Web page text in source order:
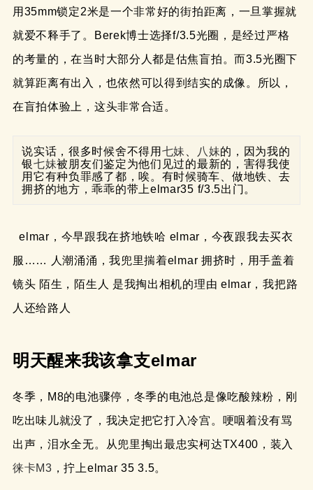
用35mm锁定2米是一个非常好的街拍距离，一旦掌握就
就爱不释手了。Berek博士选择f/3.5光圈，是经过严格
的考量的，在当时大部分人都是估焦盲拍。而3.5光圈下
就算距离有出入，也依然可以得到结实的成像。所以，
在盲拍体验上，这头非常合适。
说实话，很多时候舍不得用 七妹 八妹的，因为我的
银七妹被朋友们鉴定为他们见过的最新的，害得我使
用它有种负罪感了都，唉。有时候骑车、做地铁、去
拥挤的地方，乖乖的带上elmar35 f/3.5出门。
elmar，今早跟我在挤地铁哈 elmar，今夜跟我去买衣
服…… 人潮涌涌，我兜里揣着elmar 拥挤时，用手盖着
镜头 陌生，陌生人 是我掏出相机的理由 elmar，我把路
人还给路人
明天醒来我该拿支elmar
冬季，M8的电池骤停，冬季的电池总是像吃酸辣粉，刚
吃出味儿就没了，我决定把它打入冷宫。哽咽着没有骂
出声，泪水全无。从兜里掏出最忠实柯达TX400，装入
徕卡M3 ，拧上elmar 35 3.5。